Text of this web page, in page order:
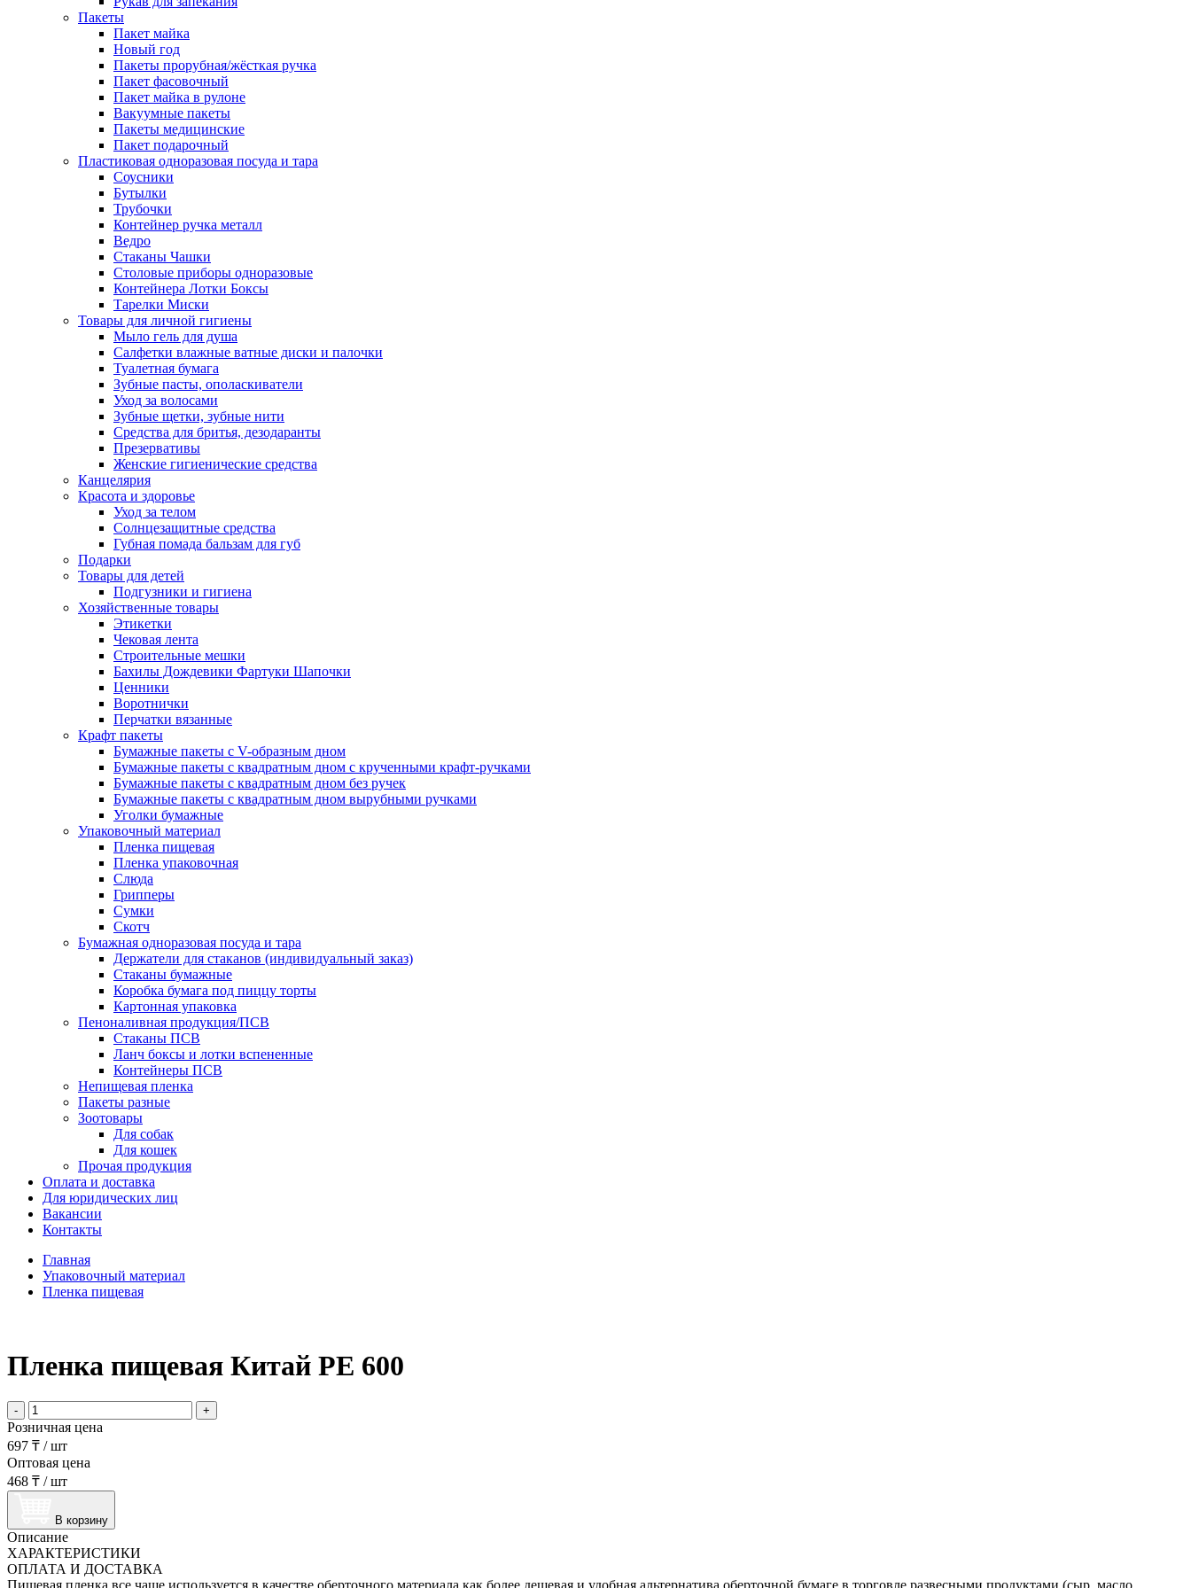
Пакеты
Пакет майка
Новый год
Пакеты прорубная/жёсткая ручка
Пакет фасовочный
Пакет майка в рулоне
Вакуумные пакеты
Пакеты медицинские
Пакет подарочный
Пластиковая одноразовая посуда и тара
Соусники
Бутылки
Трубочки
Контейнер ручка металл
Ведро
Стаканы Чашки
Столовые приборы одноразовые
Контейнера Лотки Боксы
Тарелки Миски
Товары для личной гигиены
Мыло гель для душа
Салфетки влажные ватные диски и палочки
Туалетная бумага
Зубные пасты, ополаскиватели
Уход за волосами
Зубные щетки, зубные нити
Средства для бритья, дезодаранты
Презервативы
Женские гигиенические средства
Канцелярия
Красота и здоровье
Уход за телом
Солнцезащитные средства
Губная помада бальзам для губ
Подарки
Товары для детей
Подгузники и гигиена
Хозяйственные товары
Этикетки
Чековая лента
Строительные мешки
Бахилы Дождевики Фартуки Шапочки
Ценники
Воротнички
Перчатки вязанные
Крафт пакеты
Бумажные пакеты с V-образным дном
Бумажные пакеты с квадратным дном с крученными крафт-ручками
Бумажные пакеты с квадратным дном без ручек
Бумажные пакеты с квадратным дном вырубными ручками
Уголки бумажные
Упаковочный материал
Пленка пищевая
Пленка упаковочная
Слюда
Грипперы
Сумки
Скотч
Бумажная одноразовая посуда и тара
Держатели для стаканов (индивидуальный заказ)
Стаканы бумажные
Коробка бумага под пиццу торты
Картонная упаковка
Пеноналивная продукция/ПСВ
Стаканы ПСВ
Ланч боксы и лотки вспененные
Контейнеры ПСВ
Непищевая пленка
Пакеты разные
Зоотовары
Для собак
Для кошек
Прочая продукция
Оплата и доставка
Для юридических лиц
Вакансии
Контакты
Главная
Упаковочный материал
Пленка пищевая
Пленка пищевая Китай РЕ 600
- +
Розничная цена
697 ₸ /шт
Оптовая цена
468 ₸ /шт
В корзину
Описание
ХАРАКТЕРИСТИКИ
ОПЛАТА И ДОСТАВКА